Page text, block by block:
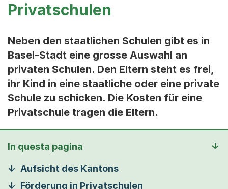
Privatschulen
Neben den staatlichen Schulen gibt es in
Basel-Stadt eine grosse Auswahl an
privaten Schulen. Den Eltern steht es frei,
ihr Kind in eine staatliche oder eine private
Schule zu schicken. Die Kosten für eine
Privatschule tragen die Eltern.
In questa pagina
Aufsicht des Kantons
Förderung in Privatschulen